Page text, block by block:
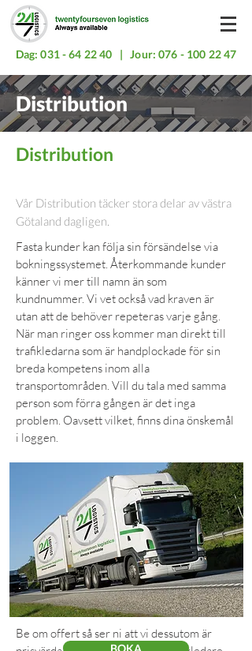
Dag:031 - 64 22 40 | Jour:076 - 100 22 47
Distribution
Distribution
Vår Distribution täcker stora delar av västra
Götaland dagligen.
Fasta kunder kan följa sin försändelse via
bokningssystemet. Återkommande kunder
känner vi mer till namn än som
kundnummer. Vi vet också vad kraven är
utan att de behöver repeteras varje gång.
När man ringer oss kommer man direkt till
trafikledarna som är handplockade för sin
breda kompetens inom alla
transportområden. Vill du tala med samma
person som förra gången är det inga
problem. Oavsett vilket, finns dina önskemål
i loggen.
Be om offert så ser ni att vi dessutom är
BOKA